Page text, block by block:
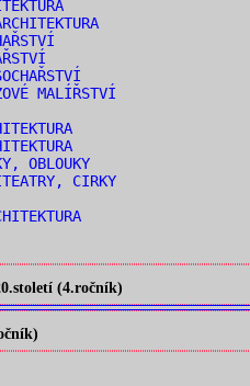
MALÍŘSTVÍ
OBLOUKY
CIRKY
(4.ročník)